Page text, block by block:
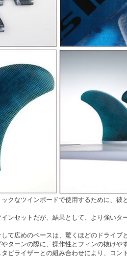
クなツインボードで使用するために、彼
ンセットだが、結果として、より強いタ
て広めのベースは、驚くほどのドライブ
ターンの際に、操作性とフィンの抜けや
ビライザーとの組み合わせにより、コン